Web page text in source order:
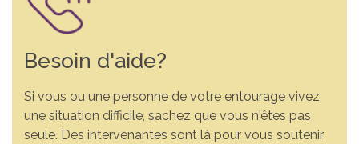
Besoin d'aide?
Si vous ou une personne de votre entourage vivez
une situation difficile, sachez que vous n'êtes pas
seule. Des intervenantes sont là pour vous soutenir